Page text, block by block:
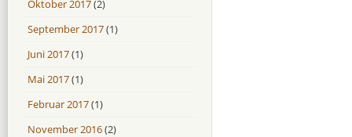
Oktober 2017(2)
September 2017(1)
Juni 2017(1)
Mai 2017(1)
Februar 2017(1)
November 2016(2)